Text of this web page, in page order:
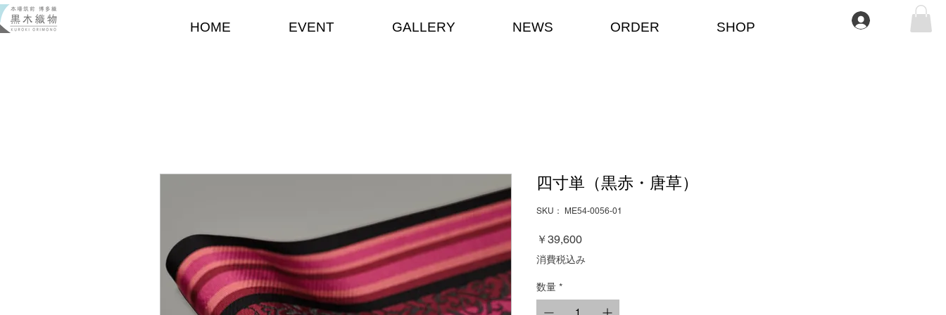
HOME EVENT GALLERY NEWS ORDER SHOP ログイン
四寸単（黒赤・唐草）
SKU： ME54-0056-01
￥39,600価
消費税込み
数量 *